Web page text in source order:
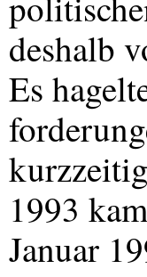
deshalb
Es
1993
Januar